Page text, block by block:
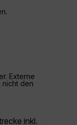
Externe
nicht den
inkl.